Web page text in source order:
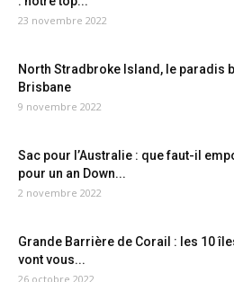
23 novembre 2022
North Stradbroke Island, le paradis
Brisbane
9 novembre 2022
Sac pour l’Australie : que faut-il
pour un an Down...
2 novembre 2022
Grande Barrière de Corail : les 10
vont vous...
26 octobre 2022